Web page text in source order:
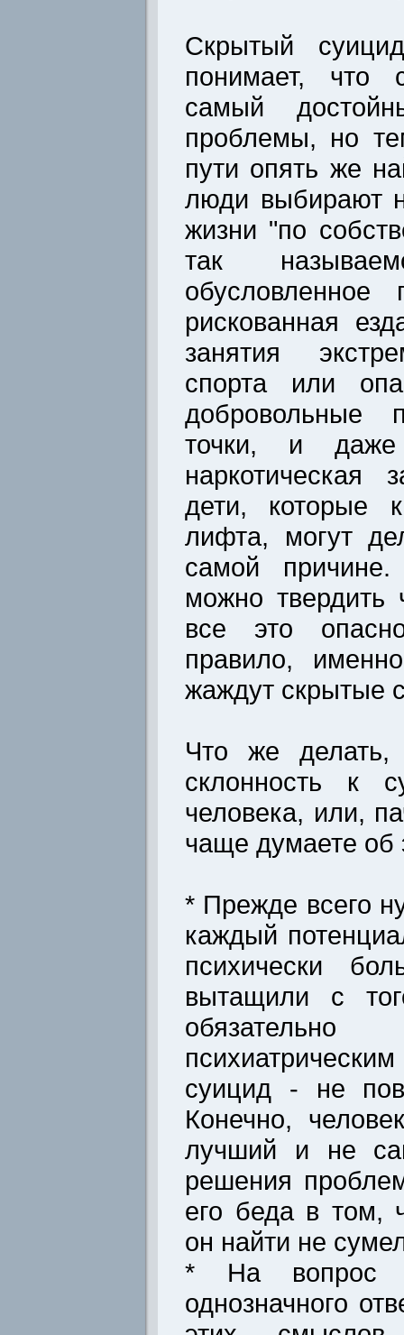
Скрытый
понимает, что
самый
проблемы, но
пути опять же
люди выбирают
жизни "по
так
рискованная
занятия
спорта или
добровольные
точки, и даже
наркотическая
дети, которые
лифта, могут
самой
можно твердить
все это
правило,
жаждут скрытые
Что же
склонность к
человека, или,
чаще думаете об
* Прежде всего
каждый
психически
вытащили с
суицид - не
Конечно,
лучший и не
решения
его беда в том,
он найти не
* На вопрос
однозначного